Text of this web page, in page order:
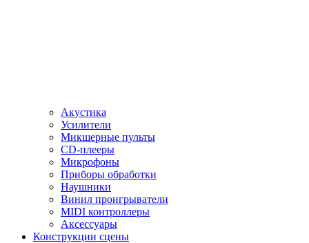
Акустика
Усилители
Микшерные пульты
CD-плееры
Микрофоны
Приборы обработки
Наушники
Винил проигрыватели
MIDI контроллеры
Аксессуары
Конструкции сцены